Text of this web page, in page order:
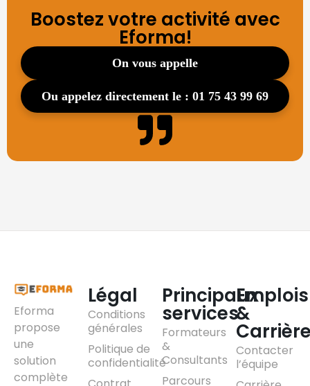
Boostez votre activité avec
Eforma!
on vous appelle
ou appelez directement le : 01 75 43 99 69
Eforma
propose
une
solution
complète
Légal
Conditions
générales
Politique de
confidentialité
Principaux
services
Formateurs
&
Consultants
Parcours
Emplois
&
Contacter
l’équipe